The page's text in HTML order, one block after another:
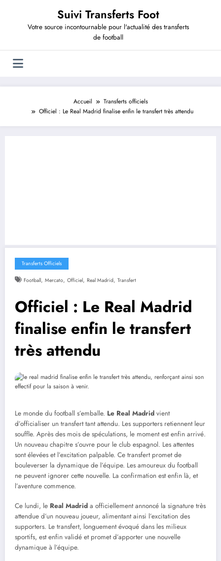
Suivi Transferts Foot
Votre source incontournable pour l'actualité des transferts
de football
Accueil
Transferts officiels
Officiel : Le Real Madrid finalise enfin le transfert très attendu
Transferts Officiels
Football, Mercato, Officiel, Real Madrid, Transfert
Officiel : Le Real Madrid
finalise enfin le transfert
très attendu
Le monde du football s’emballe. Le Real Madrid vient
d’officialiser un transfert tant attendu. Les supporters retiennent leur
souffle. Après des mois de spéculations, le moment est enfin arrivé.
Un nouveau chapitre s’ouvre pour le club espagnol. Les attentes
sont élevées et l’excitation palpable. Ce transfert promet de
bouleverser la dynamique de l’équipe. Les amoureux du football
ne peuvent ignorer cette nouvelle. La confirmation est enfin là, et
l’aventure commence.
Ce lundi, le Real Madrid a officiellement annoncé la signature très
attendue d’un nouveau joueur, alimentant ainsi l’excitation des
supporters. Le transfert, longuement évoqué dans les milieux
sportifs, est enfin validé et promet d’apporter une nouvelle
dynamique à l’équipe.